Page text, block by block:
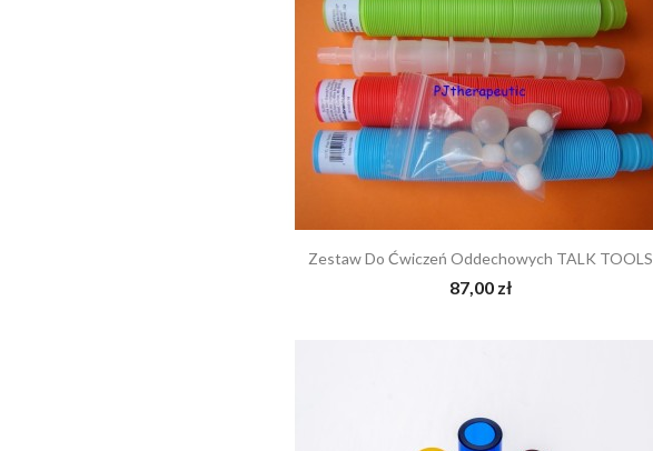
Zestaw Do Ćwiczeń Oddechowych TALK TOOLS
87,00 zł